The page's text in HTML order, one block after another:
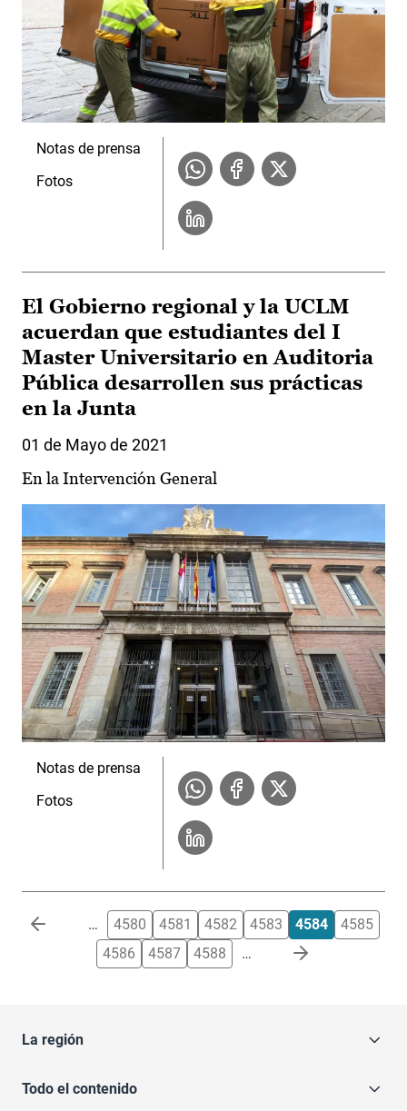
Notas de prensa
Fotos
El Gobierno regional y la UCLM
acuerdan que estudiantes del I
Master Universitario en Auditoria
Pública desarrollen sus prácticas
en la Junta
01 de Mayo de 2021
En la Intervención General
Notas de prensa
Fotos
Paginación … 4580 4581 4582 4583 4584
4585
4586
4587 4588 …
La región
Todo el contenido